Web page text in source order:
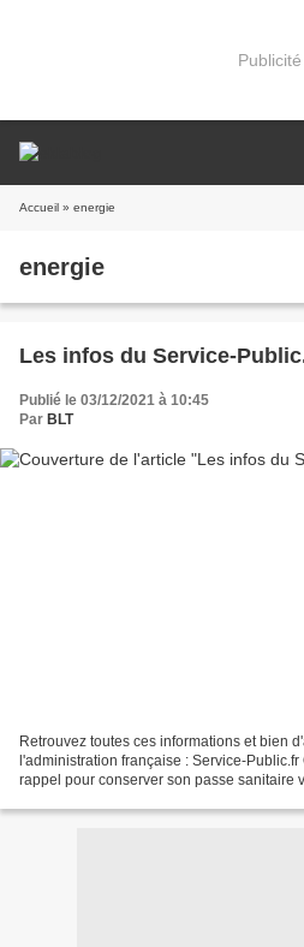
Publicité
Accueil » energie
energie
Les infos du Service-
Publié le 03/12/2021 à 10:45
Par BLT
Retrouvez toutes ces informations et bien
l'administration française : Service-
rappel pour conserver son passe sanitaire